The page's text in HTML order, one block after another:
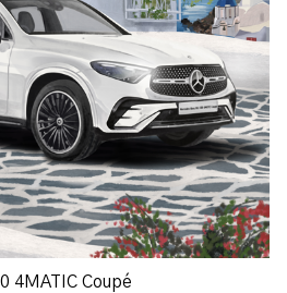
4MATIC Coupé